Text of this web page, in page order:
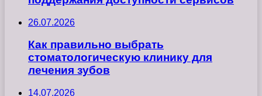
26.07.2026
Как правильно выбрать
стоматологическую клинику для
лечения зубов
14.07.2026